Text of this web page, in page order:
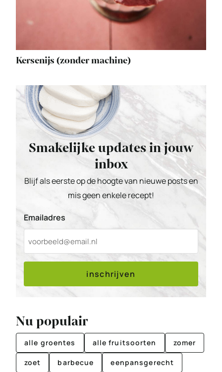
Kersenijs (zonder machine)
Smakelijke updates in jouw
inbox
Blijf als eerste op de hoogte van nieuwe posts en
mis geen enkele recept!
Emailadres
inschrijven
Nu populair
alle groentes alle fruitsoorten zomer
zoet barbecue eenpansgerecht